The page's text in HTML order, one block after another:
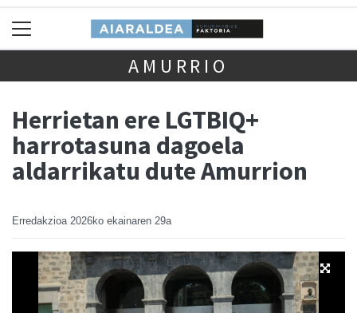
AMURRIO
Herrietan ere LGTBIQ+
harrotasuna dagoela
aldarrikatu dute Amurrion
Erredakzioa 2026ko ekainaren 29a